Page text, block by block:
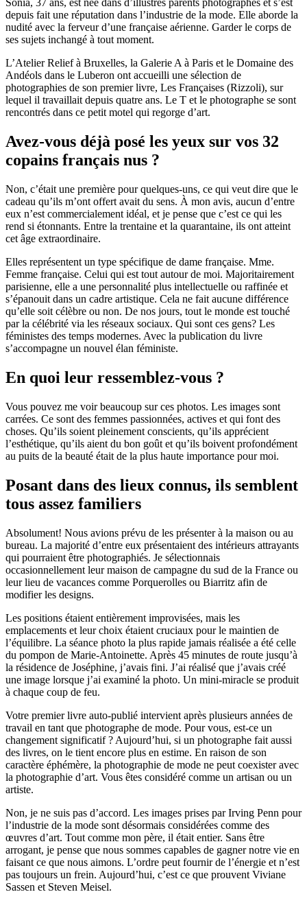
Sonia, 37 ans, est née dans d’illustres parents photographes et s’est
depuis fait une réputation dans l’industrie de la mode. Elle aborde la
nudité avec la ferveur d’une française aérienne. Garder le corps de
ses sujets inchangé à tout moment.
L’Atelier Relief à Bruxelles, la Galerie A à Paris et le Domaine des
Andéols dans le Luberon ont accueilli une sélection de
photographies de son premier livre, Les Françaises (Rizzoli), sur
lequel il travaillait depuis quatre ans. Le T et le photographe se sont
rencontrés dans ce petit motel qui regorge d’art.
Avez-vous déjà posé les yeux sur vos 32
copains français nus ?
Non, c’était une première pour quelques-uns, ce qui veut dire que le
cadeau qu’ils m’ont offert avait du sens. À mon avis, aucun d’entre
eux n’est commercialement idéal, et je pense que c’est ce qui les
rend si étonnants. Entre la trentaine et la quarantaine, ils ont atteint
cet âge extraordinaire.
Elles représentent un type spécifique de dame française. Mme.
Femme française. Celui qui est tout autour de moi. Majoritairement
parisienne, elle a une personnalité plus intellectuelle ou raffinée et
s’épanouit dans un cadre artistique. Cela ne fait aucune différence
qu’elle soit célèbre ou non. De nos jours, tout le monde est touché
par la célébrité via les réseaux sociaux. Qui sont ces gens? Les
féministes des temps modernes. Avec la publication du livre
s’accompagne un nouvel élan féministe.
En quoi leur ressemblez-vous ?
Vous pouvez me voir beaucoup sur ces photos. Les images sont
carrées. Ce sont des femmes passionnées, actives et qui font des
choses. Qu’ils soient pleinement conscients, qu’ils apprécient
l’esthétique, qu’ils aient du bon goût et qu’ils boivent profondément
au puits de la beauté était de la plus haute importance pour moi.
Posant dans des lieux connus, ils semblent
tous assez familiers
Absolument! Nous avions prévu de les présenter à la maison ou au
bureau. La majorité d’entre eux présentaient des intérieurs attrayants
qui pourraient être photographiés. Je sélectionnais
occasionnellement leur maison de campagne du sud de la France ou
leur lieu de vacances comme Porquerolles ou Biarritz afin de
modifier les designs.
Les positions étaient entièrement improvisées, mais les
emplacements et leur choix étaient cruciaux pour le maintien de
l’équilibre. La séance photo la plus rapide jamais réalisée a été celle
du pompon de Marie-Antoinette. Après 45 minutes de route jusqu’à
la résidence de Joséphine, j’avais fini. J’ai réalisé que j’avais créé
une image lorsque j’ai examiné la photo. Un mini-miracle se produit
à chaque coup de feu.
Votre premier livre auto-publié intervient après plusieurs années de
travail en tant que photographe de mode. Pour vous, est-ce un
changement significatif ? Aujourd’hui, si un photographe fait aussi
des livres, on le tient encore plus en estime. En raison de son
caractère éphémère, la photographie de mode ne peut coexister avec
la photographie d’art. Vous êtes considéré comme un artisan ou un
artiste.
Non, je ne suis pas d’accord. Les images prises par Irving Penn pour
l’industrie de la mode sont désormais considérées comme des
œuvres d’art. Tout comme mon père, il était entier. Sans être
arrogant, je pense que nous sommes capables de gagner notre vie en
faisant ce que nous aimons. L’ordre peut fournir de l’énergie et n’est
pas toujours un frein. Aujourd’hui, c’est ce que prouvent Viviane
Sassen et Steven Meisel.